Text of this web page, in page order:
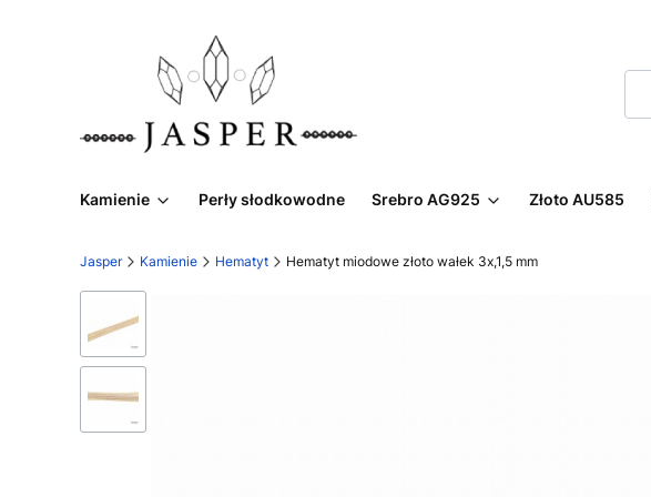
Kamienie Perły słodkowodne Srebro AG925 Złoto AU585
Jasper Kamienie Hematyt Hematyt miodowe złoto wałek 3x,1,5 mm